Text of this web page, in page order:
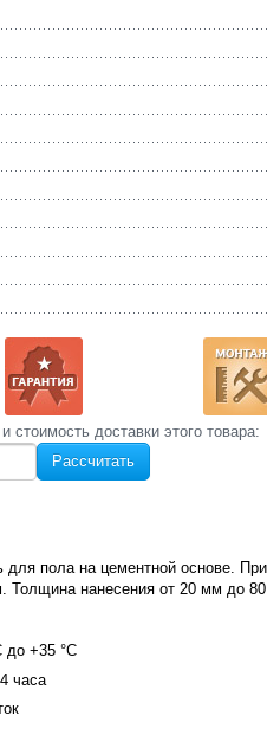
доставки этого товара:
Рассчитать
для пола на цементной основе.
Толщина нанесения от 20 мм до
до +35 °C
часа